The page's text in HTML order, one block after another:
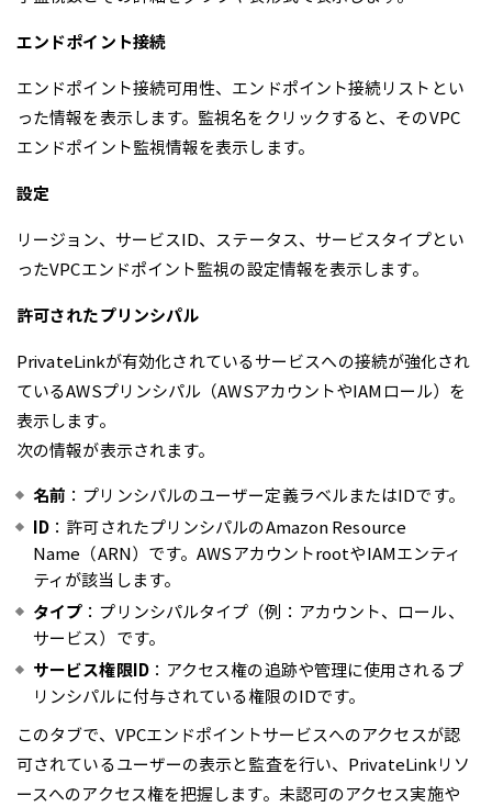
エンドポイント接続
エンドポイント接続可用性、エンドポイント接続リストとい
った情報を表示します。監視名をクリックすると、そのVPC
エンドポイント監視情報を表示します。
設定
リージョン、サービスID、ステータス、サービスタイプとい
ったVPCエンドポイント監視の設定情報を表示します。
許可されたプリンシパル
PrivateLinkが有効化されているサービスへの接続が強化され
ているAWSプリンシパル（AWSアカウントやIAMロール）を
表示します。
次の情報が表示されます。
名前 ：プリンシパルのユーザー定義ラベルまたはIDです。
ID ：許可されたプリンシパルのAmazon Resource
Name（ARN）です。AWSアカウントrootやIAMエンティ
ティが該当します。
タイプ ：プリンシパルタイプ（例：アカウント、ロール、
サービス）です。
サービス権限ID：アクセス権の追跡や管理に使用されるプ
リンシパルに付与されている権限のIDです。
このタブで、VPCエンドポイントサービスへのアクセスが認
可されているユーザーの表示と監査を行い、PrivateLinkリソ
ースへのアクセス権を把握します。未認可のアクセス実施や